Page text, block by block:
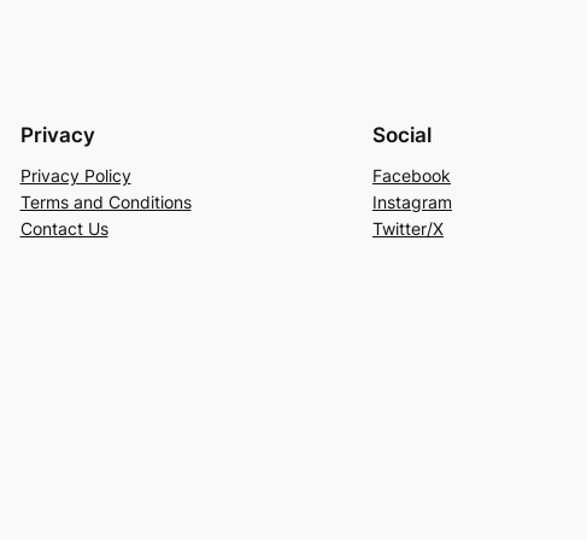
Privacy
Privacy Policy
Terms and Conditions
Contact Us
Social
Facebook
Instagram
Twitter/X